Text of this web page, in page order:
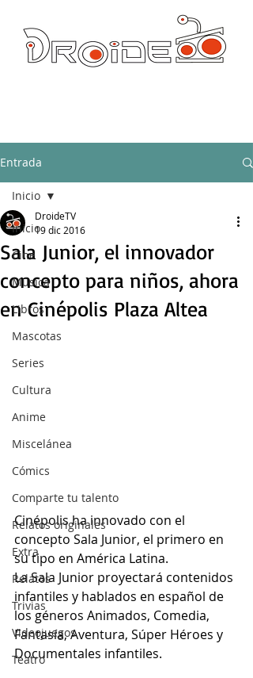
Entrada
Inicio
Cine
Música
Libros
Mascotas
Series
Cultura
Anime
Miscelánea
Cómics
Comparte tu talento
Relatos originales
Extra
Relatos
Trivias
Videojuegos
Teatro
Inicio
Sala Junior, el innovador
concepto para niños, ahora
en Cinépolis Plaza Altea
DroideTV
19 dic 2016
Cinépolis ha innovado con el
concepto Sala Junior, el primero en
su tipo en América Latina.
La Sala Junior proyectará contenidos
infantiles y hablados en español de
los géneros Animados, Comedia,
Fantasía, Aventura, Súper Héroes y
Documentales infantiles.